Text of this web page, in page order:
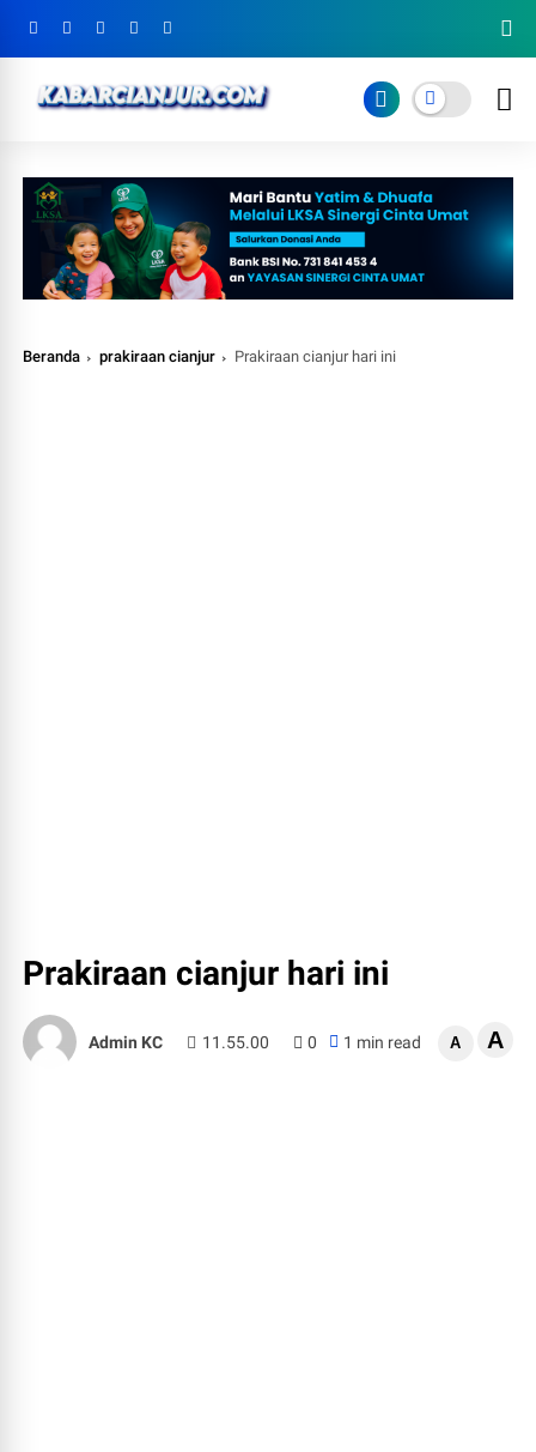
Beranda prakiraan cianjur Prakiraan cianjur hari ini
Prakiraan cianjur hari ini
Admin KC 11.55.00 0 1 min read A A